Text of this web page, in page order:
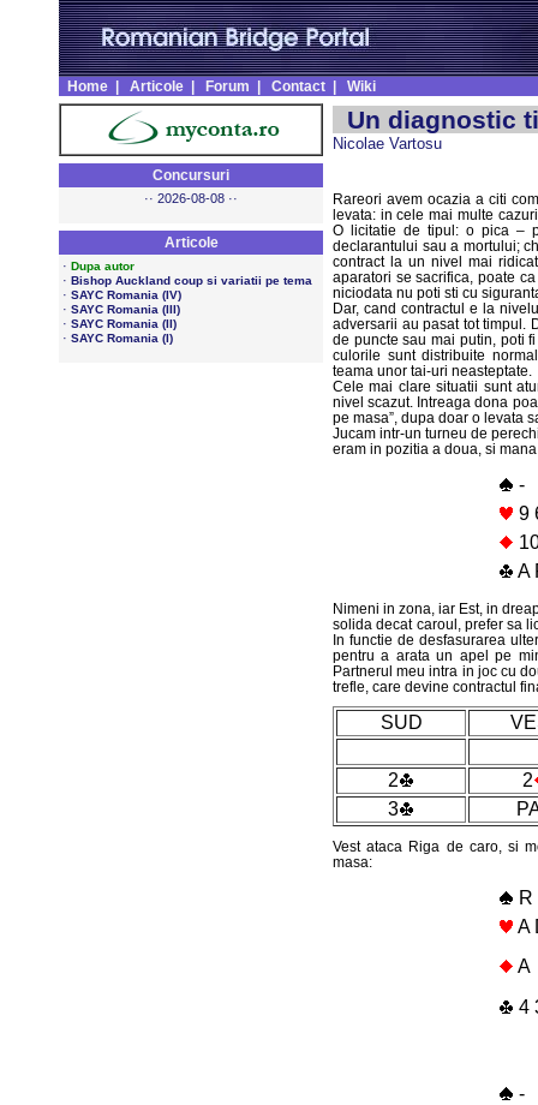
Home Articole Forum Contact Wiki
Concursuri
·· 2026-08-08 ··
Articole
· Dupa autor
· Bishop Auckland coup si variatii pe tema
· SAYC Romania (IV)
· SAYC Romania (III)
· SAYC Romania (II)
· SAYC Romania (I)
Un diagnostic
Nicolae Vartosu
Rareori avem ocazia a citi
levata: in cele mai multe
O licitatie de tipul: o pica –
declarantului sau a mortului;
contract la un nivel mai
aparatori se sacrifica, poate
niciodata nu poti sti cu
Dar, cand contractul e la
adversarii au pasat tot timpul.
de puncte sau mai putin, poti
culorile sunt distribuite
teama unor tai-uri neasteptate.
Cele mai clare situatii sunt
nivel scazut. Intreaga dona
pe masa”, dupa doar o levata
Jucam intr-un turneu de
eram in pozitia a doua, si
-
9
A
Nimeni in zona, iar Est, in
solida decat caroul, prefer sa
In functie de desfasurarea
pentru a arata un apel pe
Partnerul meu intra in joc cu
trefle, care devine contractul
SUD
2
2
3
Vest ataca Riga de caro, si
masa:
R
A
A
4
-